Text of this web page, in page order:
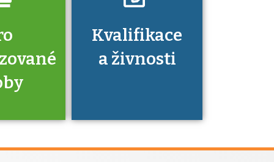
Kvalifikace
a živnosti